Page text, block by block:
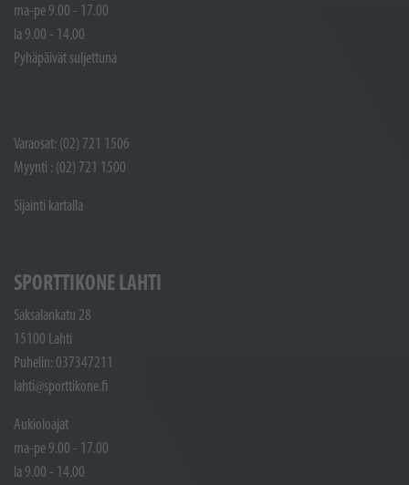
ma-pe 9.00 - 17.00
la 9.00 - 14.00
Pyhäpäivät suljettuna
Varaosat: (02) 721 1506
Myynti : (02) 721 1500
Sijainti kartalla
SPORTTIKONE LAHTI
Saksalankatu 28
15100 Lahti
Puhelin: 037347211
lahti@sporttikone.fi
Aukioloajat
ma-pe 9.00 - 17.00
la 9.00 - 14.00